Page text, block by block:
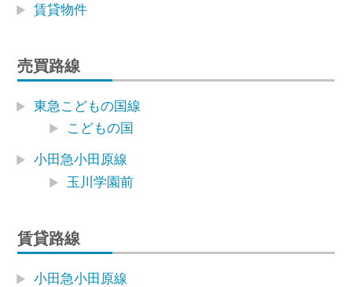
賃貸物件
売買路線
東急こどもの国線
こどもの国
小田急小田原線
玉川学園前
賃貸路線
小田急小田原線